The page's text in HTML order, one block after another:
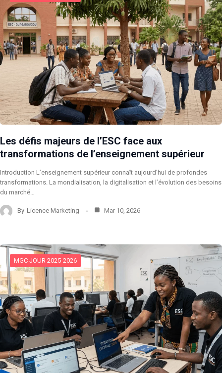
Les défis majeurs de l’ESC face aux
transformations de l’enseignement supérieur
Introduction L’enseignement supérieur connaît aujourd’hui de profondes
transformations. La mondialisation, la digitalisation et l’évolution des besoins
du marché…
By Licence Marketing Mar 10, 2026
MGC JOUR 2025-2026